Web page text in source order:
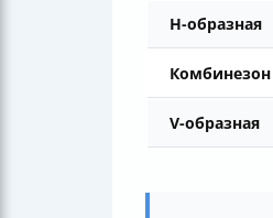
Н-образная
Комбинезон
V-образная